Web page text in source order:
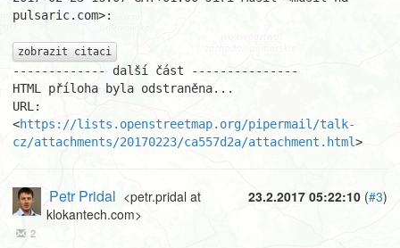
pulsaric.com>:
zobrazit citaci
------------- další část ---------------
HTML příloha byla odstraněna...
URL:
<https://lists.openstreetmap.org/pipermail/talk-
cz/attachments/20170223/ca557d2a/attachment.html>
23.2.2017 05:22:10 (#3)
Petr Pridal <petr.pridal at
klokantech.com>
2